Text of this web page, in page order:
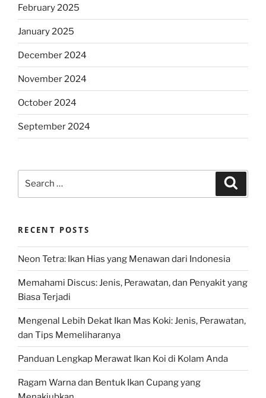
February 2025
January 2025
December 2024
November 2024
October 2024
September 2024
RECENT POSTS
Neon Tetra: Ikan Hias yang Menawan dari Indonesia
Memahami Discus: Jenis, Perawatan, dan Penyakit yang
Biasa Terjadi
Mengenal Lebih Dekat Ikan Mas Koki: Jenis, Perawatan,
dan Tips Memeliharanya
Panduan Lengkap Merawat Ikan Koi di Kolam Anda
Ragam Warna dan Bentuk Ikan Cupang yang